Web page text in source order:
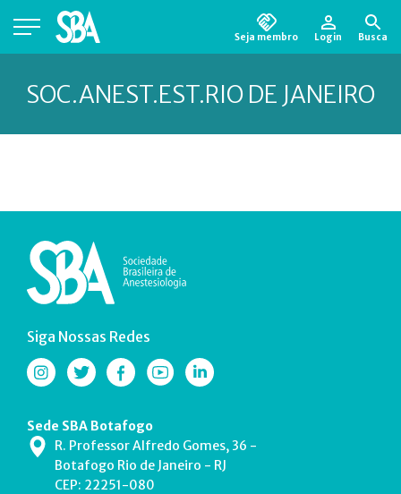
Seja membro Login Busca
aquipara encontrá-lo.
SOC.ANEST.EST.RIO DE JANEIRO
Siga Nossas Redes
Sede SBA Botafogo
R. Professor Alfredo Gomes, 36 -
Botafogo Rio de Janeiro - RJ
CEP: 22251-080